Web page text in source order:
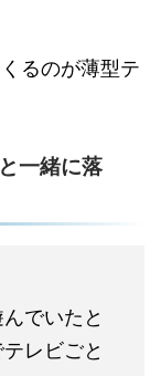
るのが薄型テ
一緒に落
でいたと
レビごと